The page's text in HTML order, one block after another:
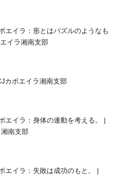
エイラ：形とはパズルのようなも
イラ湘南支部
カポエイラ湘南支部
エイラ：身体の連動を考える。 |
南支部
エイラ：失敗は成功のもと。 |